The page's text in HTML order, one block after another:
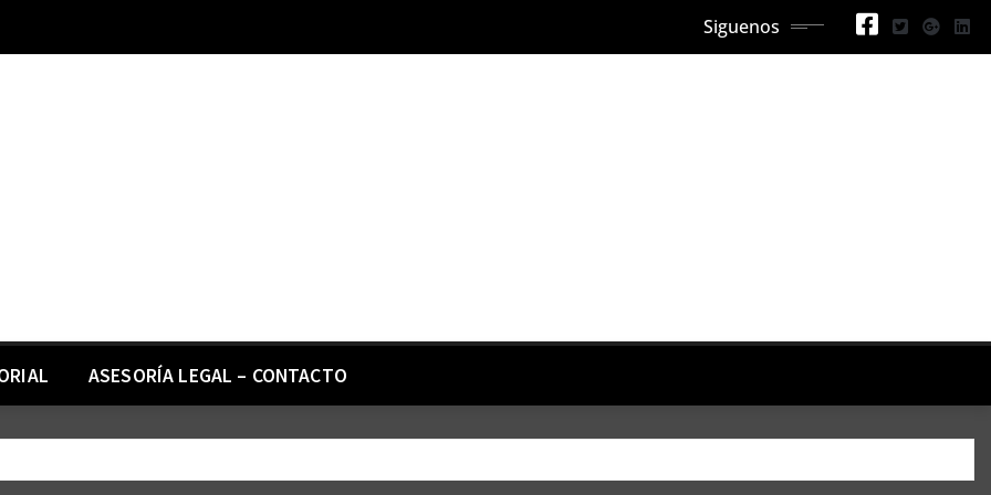
Siguenos
ASESORÍA LEGAL – CONTACTO